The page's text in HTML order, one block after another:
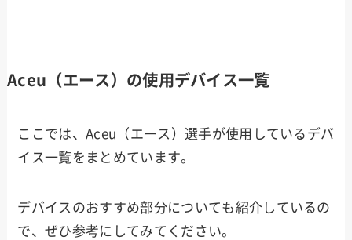
Aceu（エース）の使用デバイス一覧
ここでは、Aceu（エース）選手が使用しているデバ
イス一覧をまとめています。
デバイスのおすすめ部分についても紹介しているの
で、ぜひ参考にしてみてください。